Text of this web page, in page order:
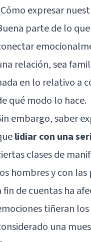
expresar
parte de lo
relación, sea
en lo relativo a
qué modo lo hace.
embargo, saber
lidiar con una
clases de
hombres y con
fin de cuentas ha
tiñeran
una